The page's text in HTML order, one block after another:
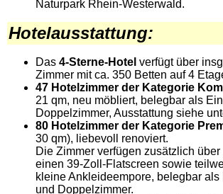
Naturpark Rhein-Westerwald.
Hotelausstattung:
Das 4-Sterne-Hotel verfügt über
Zimmer mit ca. 350 Betten auf 4
47 Hotelzimmer der Kategorie
21 qm, neu möbliert, belegbar als
Doppelzimmer, Ausstattung siehe
80 Hotelzimmer der Kategorie
30 qm), liebevoll renoviert.
Die Zimmer verfügen zusätzlich
einen 39-Zoll-Flatscreen sowie
kleine Ankleideempore, belegbar
und Doppelzimmer.